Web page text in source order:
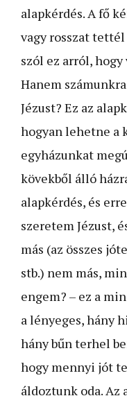
alapkérdés. A fő
vagy rosszat tettél
szól ez arról,
Hanem
Jézust? Ez az
hogyan lehetne a
egyházunkat
kövekből álló
alapkérdés, és
szeretem Jézust,
más (az összes
stb.) nem más,
engem? – ez a
a lényeges, hány
hány bűn terhel
hogy mennyi jót
áldoztunk oda. Az